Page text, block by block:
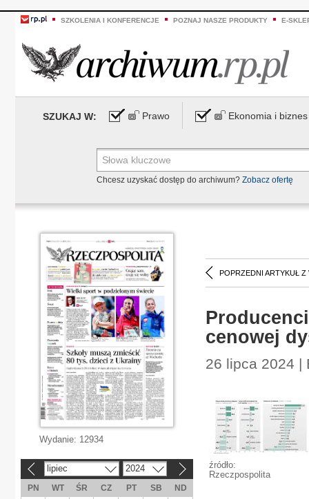
SZKOLENIA I KONFERENCJE POZNAJ NASZE PRODUKTY E-
SZUKAJ W: Prawo Ekonomia i biznes
Chcesz uzyskać dostęp do archiwum? Zobacz ofertę
POPRZEDNI ARTYKUŁ Z
cenowej
26 lipca 2024 |
źródło:
Rzeczpospolita
Wydanie: 12934
lipiec 2024
PN WT ŚR CZ PT SB
ND